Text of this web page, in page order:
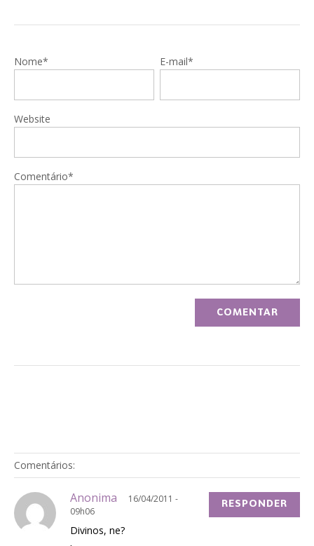
Nome* E-mail*
Website
Comentário*
Comentários:
Anonima
16/04/2011 -
09h06
Divinos, ne?
RESPONDER